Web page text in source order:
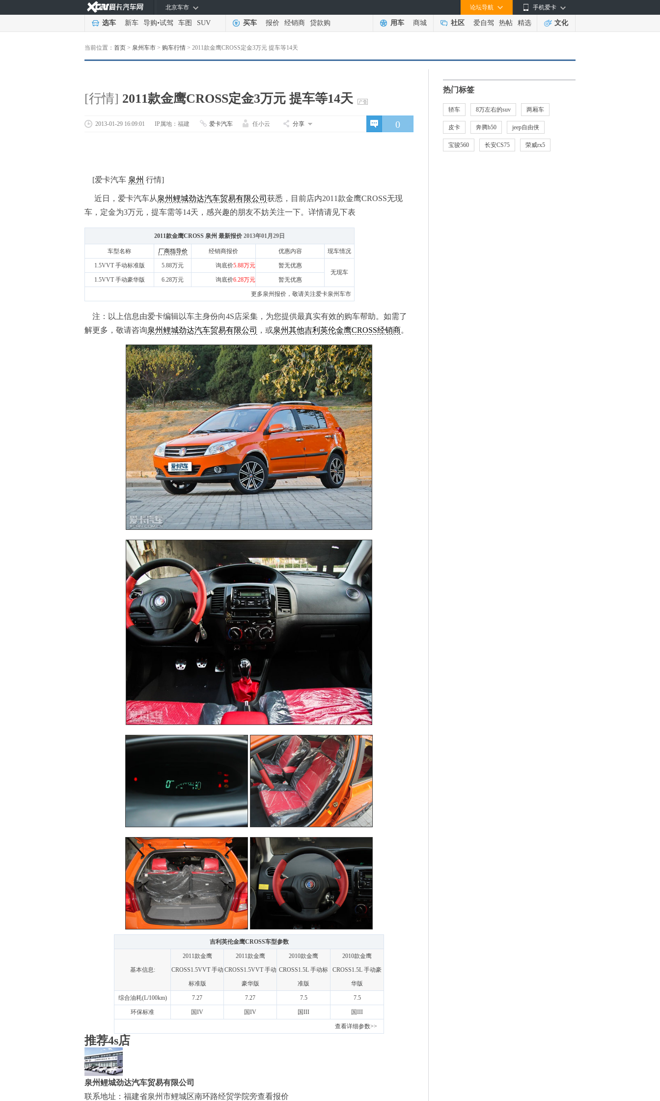
手机爱卡
论坛导航
北京车市
选车 新车 导购•试驾 车图 SUV 买车 报价 经销商 贷款购 用车 商城 社区 爱自驾 热帖 精选 文化
当前位置： 首页 > 泉州车市 > 购车行情 > 2011款金鹰CROSS定金3万元 提车等14天
[行情] 2011款金鹰CROSS定金3万元 提车等14天
0
2013-01-29 16:09:01 IP属地：福建 爱卡汽车 任小云 分享
[爱卡汽车 泉州 行情]
近日，爱卡汽车从泉州鲤城劲达汽车贸易有限公司 获悉，目前店内2011款金鹰CROSS无现
车，定金为3万元，提车需等14天，感兴趣的朋友不妨关注一下。详情请见下表
2011款金鹰CROSS 泉州 最新报价 2013年01月29日
车型名称 厂商指导价 经销商报价 优惠内容 现车情况
1.5VVT 手动标准版 5.88万元 询底价5.88万元
暂无优惠
无现车
1.5VVT 手动豪华版
6.28万元 询底价6.28万元 暂无优惠
更多泉州报价，敬请关注爱卡泉州车市
注：以上信息由爱卡编辑以车主身份向4S店采集，为您提供最真实有效的购车帮助。如需了
解更多，敬请咨询泉州鲤城劲达汽车贸易有限公司 ，或泉州其他吉利英伦金鹰CROSS经销商。
吉利英伦金鹰CROSS车型参数
基本信息:
2011款金鹰
CROSS1.5VVT 手动
标准版
2011款金鹰
CROSS1.5VVT 手动
豪华版
2010款金鹰
CROSS1.5L 手动标
准版
2010款金鹰
CROSS1.5L 手动豪
华版
综合油耗(L/100km) 7.27 7.27 7.5 7.5
环保标准 国IV 国IV 国III 国III
查看详细参数>>
推荐4s店
泉州鲤城劲达汽车贸易有限公司
联系地址：福建省泉州市鲤城区南环路经贸学院旁查看报价
热门标签
轿车 8万左右的suv 两厢车
皮卡 奔腾b50 jeep自由侠
宝骏560 长安CS75 荣威rx5